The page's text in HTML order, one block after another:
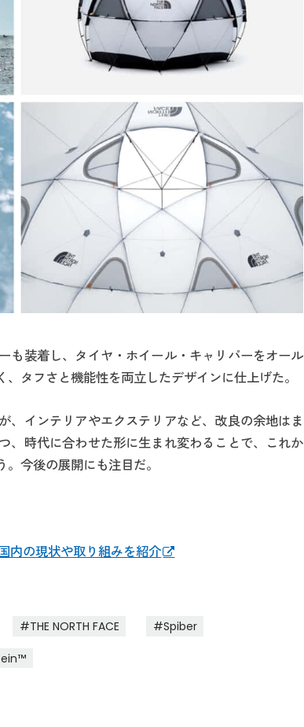
も装着し、タイヤ・ホイール・キャリパーをオール
タフさと機能性を両立したデザインに仕上げた。
、インテリアやエクステリアなど、改良の余地はま
、時代に合わせた形に生まれ変わることで、これか
今後の展開にも注目だ。
内の現状や取り組みを紹介
THE NORTH FACE Spiber